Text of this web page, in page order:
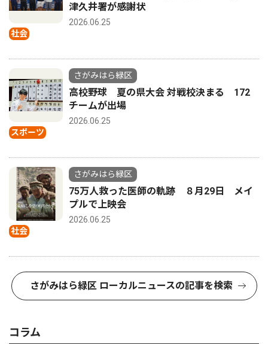
社会
津久井署が感謝状
2026.06.25
スポーツ
さがみはら緑区
高校野球 夏の県大会 対戦校決まる 172
チームが出場
2026.06.25
社会
さがみはら緑区
75万人救った医師の軌跡 ８月29日 メイ
プルで上映会
2026.06.25
さがみはら緑区 ローカルニュースの記事を検索
コラム